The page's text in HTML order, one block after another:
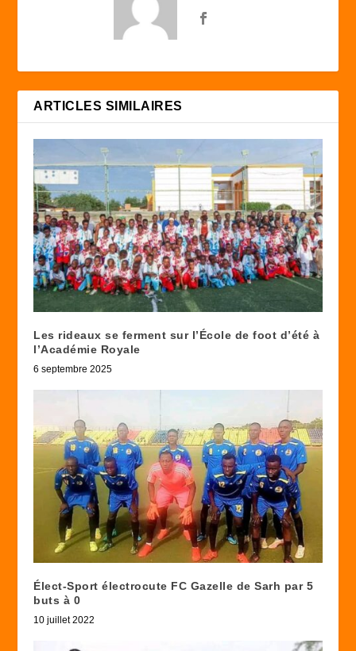
ARTICLES SIMILAIRES
Les rideaux se ferment sur l’École de foot d’été à
l’Académie Royale
6 septembre 2025
Élect-Sport électrocute FC Gazelle de Sarh par 5
buts à 0
10 juillet 2022